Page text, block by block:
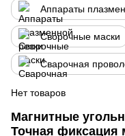
Аппараты
Сворочные маски
Сварочная
Нет товаров
Магнитные
Точная фиксация